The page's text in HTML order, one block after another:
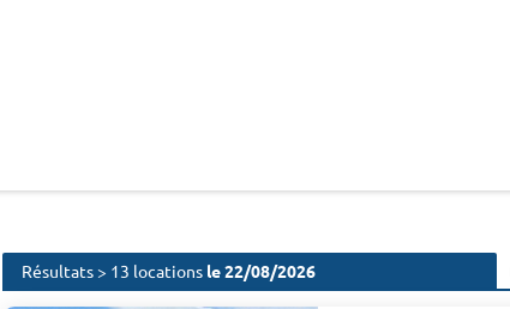
Résultats > 13 locations le 22/08/2026